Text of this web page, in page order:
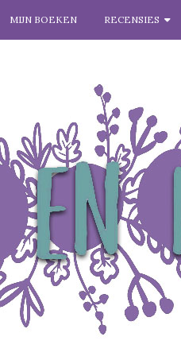
MIJN BOEKEN RECENSIES